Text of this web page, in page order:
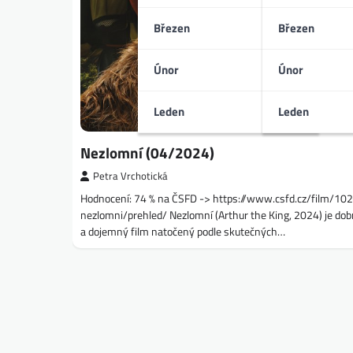
Březen
Únor
Leden
Březen
Únor
Leden
Nezlomní (04/2024)
Petra Vrchotická
Hodnocení: 74 % na ČSFD -> https://www.csfd.cz/film/
nezlomni/prehled/ Nezlomní (Arthur the King, 2024) je
a dojemný film natočený podle skutečných…